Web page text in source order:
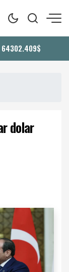
64302.409$
dolar